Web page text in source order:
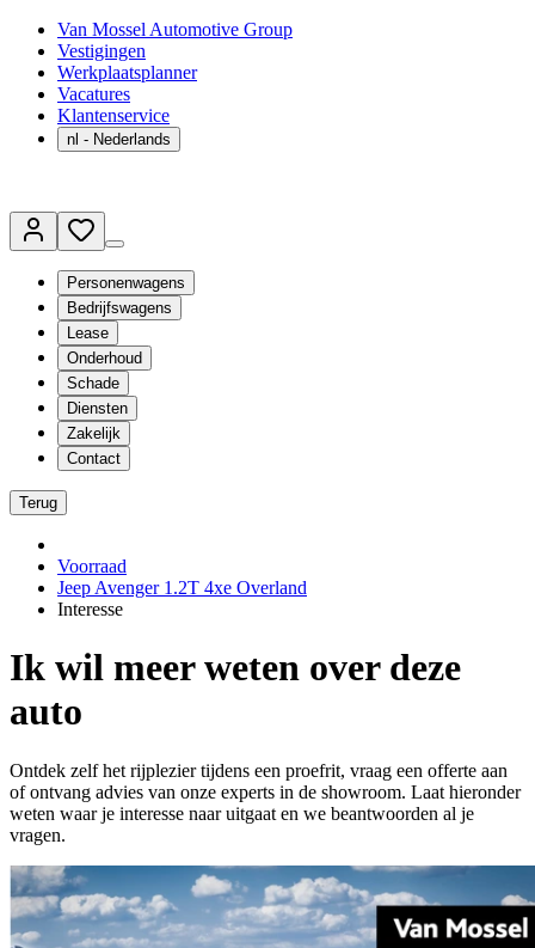
Van Mossel Automotive Group
Vestigingen
Werkplaatsplanner
Vacatures
Klantenservice
nl - Nederlands
Personenwagens
Bedrijfswagens
Lease
Onderhoud
Schade
Diensten
Zakelijk
Contact
Terug
Voorraad
Jeep Avenger 1.2T 4xe Overland
Interesse
Ik wil meer weten over deze
auto
Ontdek zelf het rijplezier tijdens een proefrit, vraag een offerte aan
of ontvang advies van onze experts in de showroom. Laat hieronder
weten waar je interesse naar uitgaat en we beantwoorden al je
vragen.